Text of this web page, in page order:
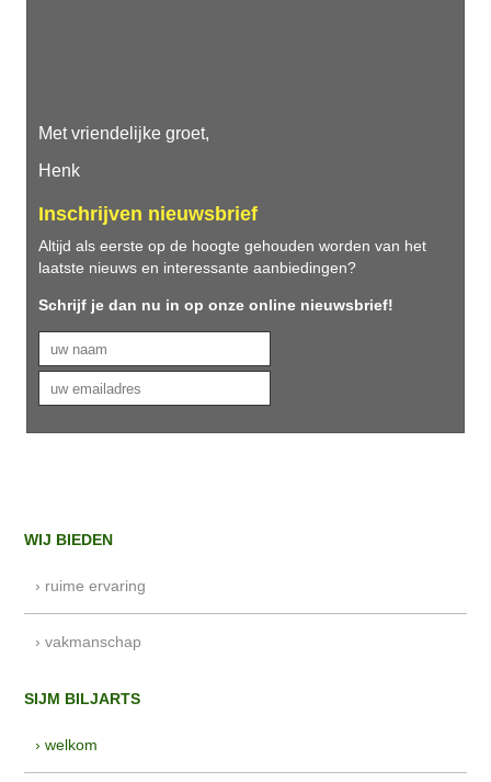
Met vriendelijke groet,
Henk
Inschrijven nieuwsbrief
Altijd als eerste op de hoogte gehouden worden van het
laatste nieuws en interessante aanbiedingen?
Schrijf je dan nu in op onze online nieuwsbrief!
WIJ BIEDEN
› ruime ervaring
› vakmanschap
SIJM BILJARTS
› welkom